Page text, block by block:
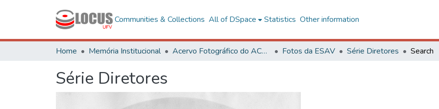
Communities & Collections All of DSpace Statistics Other information
Home Memória Institucional Acervo Fotográfico do ACH-UFV Fotos da ESAV Série Diretores Search
Série Diretores